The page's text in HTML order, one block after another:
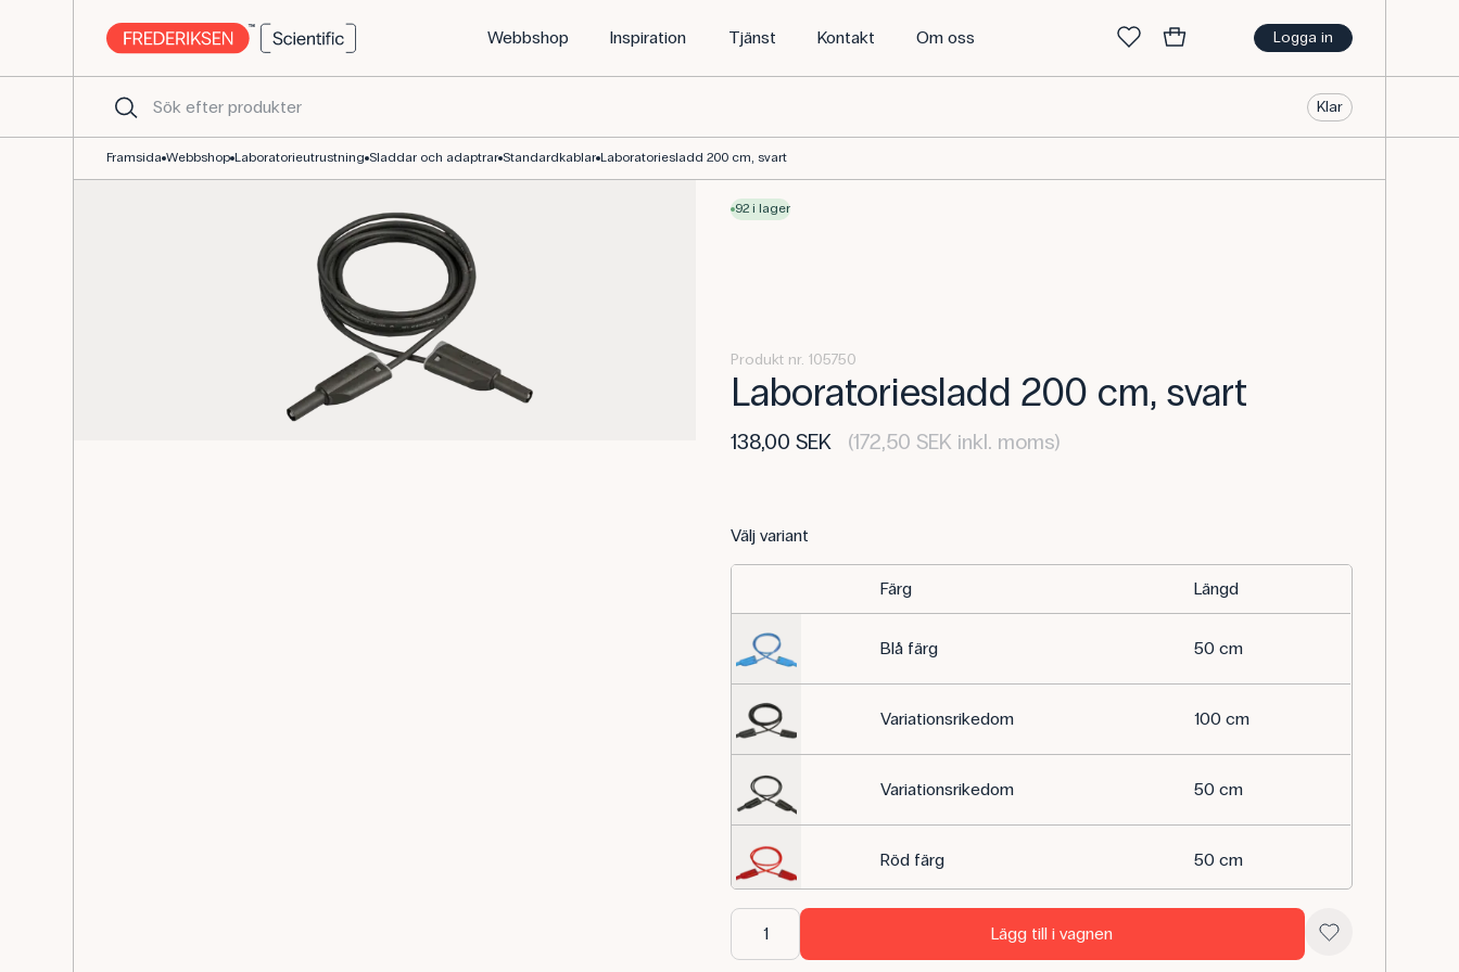
Logga in
Webbshop Inspiration Tjänst Kontakt Om oss
Klar
Framsida Webbshop Laboratorieutrustning Sladdar och adaptrar Standardkablar Laboratoriesladd 200 cm, svart
92 i lager
Produkt nr. 105750
Laboratoriesladd 200 cm, svart
138,00 SEK (172,50 SEK inkl. moms)
Välj variant
Färg Längd
Blå färg 50 cm
Variationsrikedom 100 cm
Variationsrikedom 50 cm
Röd färg 50 cm
Lägg till i vagnen